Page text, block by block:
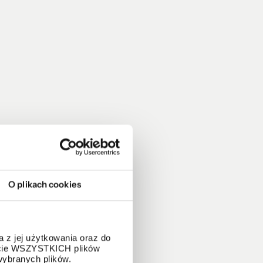
O plikach cookies
z jej użytkowania oraz do
WSZYSTKICH plików
plików.